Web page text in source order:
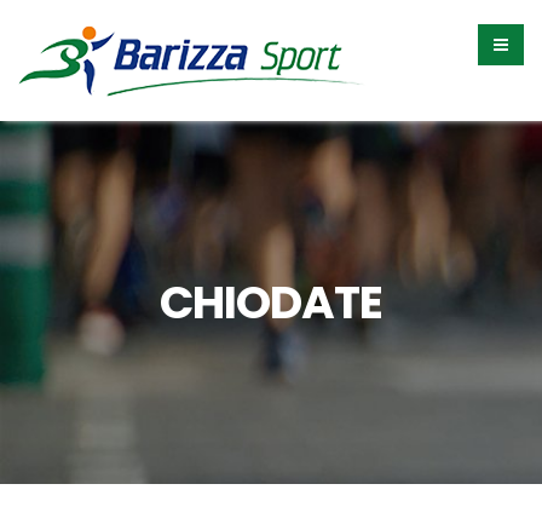
CHIODATE